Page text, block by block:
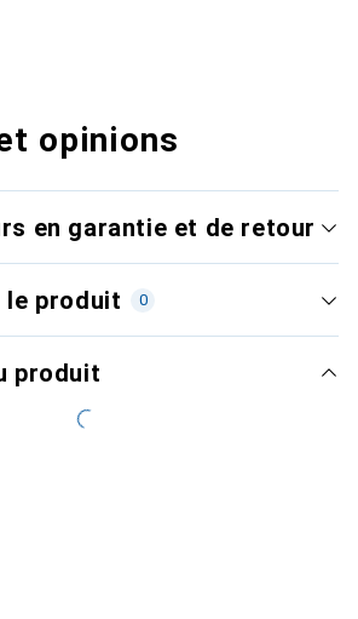
opinions
en garantie et de retour
le produit 0
produit